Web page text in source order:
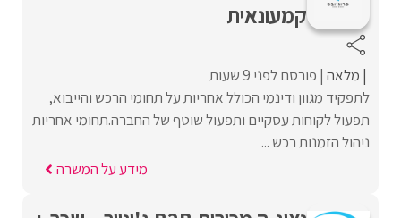
קמעונאית
מלאה פורסם לפני 9 שעות
לתפקיד מגוון ודינמי הכולל אחריות על תחומי הרכש והייבוא,
תפעול לקוחות עסקיים ותפעול שוטף של החברה.תחומי אחריות
ניהול הזמנות רכש ...
מידע על המשרה